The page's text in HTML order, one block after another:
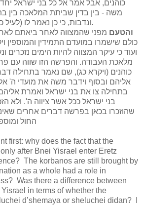
כוהנים, אבל אמר אל כל בני ישראל
משה - בין בדין שביתת המלאכה בין
ונדבות, כי כן נאמר לו (לעיל כח ב): צו את בני ישראל.
והטעם מפני שהמצווה לאחר ביאתם
כולם שישמרו במועדם התמידין והמוספין
ועוד כי עיקר המצווה להיות הימים
מלאכת העבודה. והפרשה הזו שווה עם
כוהנים (ויקרא כג), שם נאמר בתחילה
אליהם ובסוף וידבר משה את מועדי ה'
בתחילה צו את בני ישראל ואמרת
בני ישראל ככל אשר ציווה ה'. ולא
שהוזכרו בכאן בפרשה דברים אחרים
החול
first: why does the fact that the
after Bnei Yisrael enter Eretz
The korbanos are still brought by
as a whole had a role in
Was there a difference between
in terms of whether the
d’shemaya or sheluchei didan?